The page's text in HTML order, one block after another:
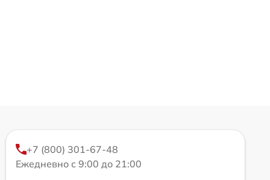
+7 (800) 301-67-48
Ежедневно с 9:00 до 21:00